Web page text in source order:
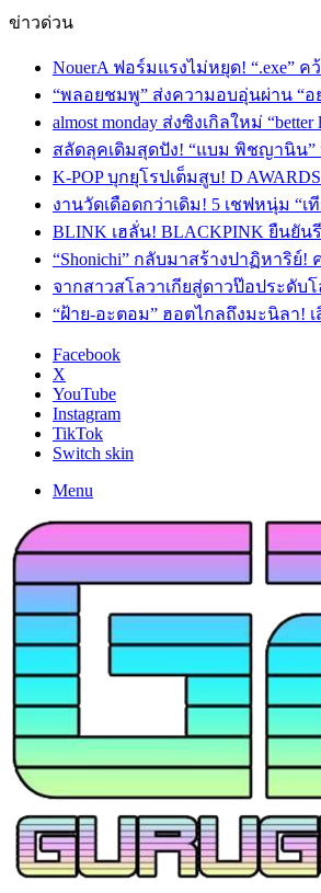
ข่าวด่วน
NouerA ฟอร์มแรงไม่หยุด! “.exe”
“พลอยชมพู” ส่งความอบอุ่นผ่าน “
almost monday ส่งซิงเกิลใหม่
สลัดลุคเดิมสุดปัง! “แบม พิชญานิน
K-POP บุกยุโรปเต็มสูบ! D
งานวัดเดือดกว่าเดิม! 5 เชฟหนุ่ม “
BLINK เฮลั่น! BLACKPINK ยืนยั
“Shonichi” กลับมาสร้างปาฏิหาริย์
จากสาวสโลวาเกียสู่ดาวป๊อประดับ
“ฝ้าย-อะตอม” ฮอตไกลถึงมะนิลา
Facebook
X
YouTube
Instagram
TikTok
Switch skin
Menu